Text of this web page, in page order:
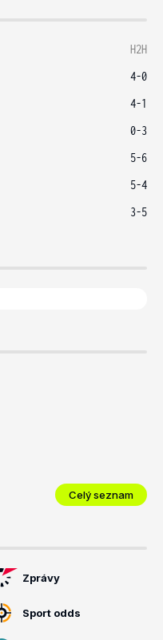
H2H
4-0
4-1
0-3
5-6
5-4
3-5
Celý seznam
Zprávy
Sport odds